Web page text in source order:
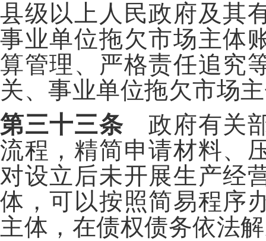
县级以上人民政府及其
事业单位拖欠市场主体
算管理、严格责任追究
关、事业单位拖欠市场
第三十三条 政府有关
流程，精简申请材料、
对设立后未开展生产经
体，可以按照简易程序
主体，在债权债务依法